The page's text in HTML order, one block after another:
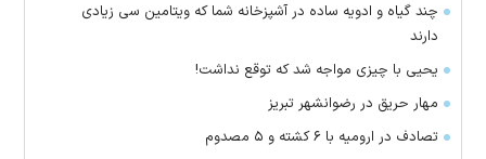
چند گیاه و ادویه ساده در آشپزخانه شما که ویتامین سی زیادی
دارند
یحیی با چیزی مواجه شد که توقع نداشت!
مهار حریق در رضوانشهر تبریز
تصادف در ارومیه با ۶ کشته و ۵ مصدوم